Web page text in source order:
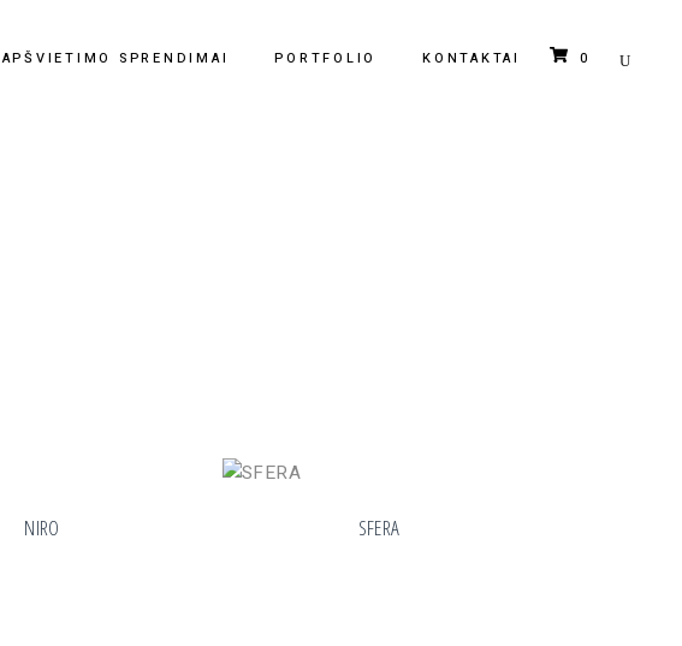
APŠVIETIMO SPRENDIMAI PORTFOLIO KONTAKTAI 0
NIRO SFERA